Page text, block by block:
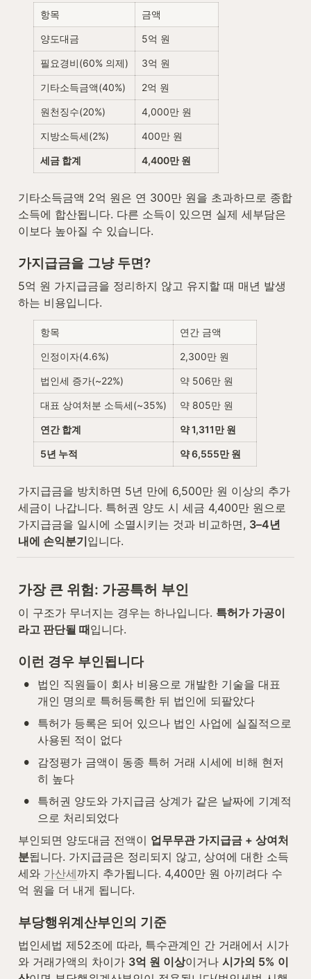
항목 금액
양도대금 5억 원
필요경비(60% 의제) 3억 원
기타소득금액(40%) 2억 원
원천징수(20%) 4,000만 원
지방소득세(2%) 400만 원
세금 합계 4,400만 원
기타소득금액 2억 원은 연 300만 원을 초과하므로 종합
소득에 합산됩니다. 다른 소득이 있으면 실제 세부담은
이보다 높아질 수 있습니다.
가지급금을 그냥 두면?
5억 원 가지급금을 정리하지 않고 유지할 때 매년 발생
하는 비용입니다.
항목 연간 금액
인정이자(4.6%) 2,300만 원
법인세 증가(~22%) 약 506만 원
대표 상여처분 소득세(~35%) 약 805만 원
연간 합계 약 1,311만 원
5년 누적 약 6,555만 원
가지급금을 방치하면 5년 만에 6,500만 원 이상의 추가
세금이 나갑니다. 특허권 양도 시 세금 4,400만 원으로
가지급금을 일시에 소멸시키는 것과 비교하면, 3–4년
내에 손익분기입니다.
가장 큰 위험: 가공특허 부인
이 구조가 무너지는 경우는 하나입니다. 특허가 가공이
라고 판단될 때입니다.
이런 경우 부인됩니다
•
법인 직원들이 회사 비용으로 개발한 기술을 대표
개인 명의로 특허등록한 뒤 법인에 되팔았다
•
특허가 등록은 되어 있으나 법인 사업에 실질적으로
사용된 적이 없다
•
감정평가 금액이 동종 특허 거래 시세에 비해 현저
히 높다
•
특허권 양도와 가지급금 상계가 같은 날짜에 기계적
으로 처리되었다
부인되면 양도대금 전액이 업무무관 가지급금 + 상여처
분됩니다. 가지급금은 정리되지 않고, 상여에 대한 소득
세와 가산세까지 추가됩니다. 4,400만 원 아끼려다 수
억 원을 더 내게 됩니다.
부당행위계산부인의 기준
법인세법 제52조에 따라, 특수관계인 간 거래에서 시가
와 거래가액의 차이가 3억 원 이상이거나 시가의 5% 이